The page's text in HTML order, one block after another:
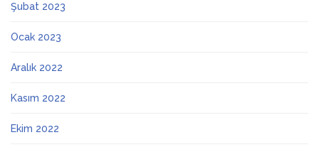
Şubat 2023
Ocak 2023
Aralık 2022
Kasım 2022
Ekim 2022